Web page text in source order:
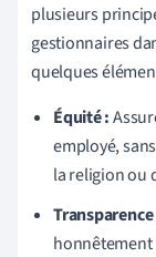
plusieurs
gestionnaires
quelques
Équité :
employé,
la religion ou
Transparence
honnêtement